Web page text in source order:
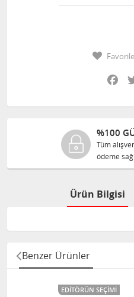
%100
Tüm
ödeme
Ürün Bilgisi
Benzer Ürünler
EDITÖRÜN SEÇIMI